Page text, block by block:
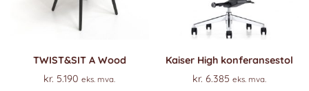
TWIST&SIT A Wood
kr. 5.190 eks. mva.
Kaiser High konferansestol
kr. 6.385 eks. mva.